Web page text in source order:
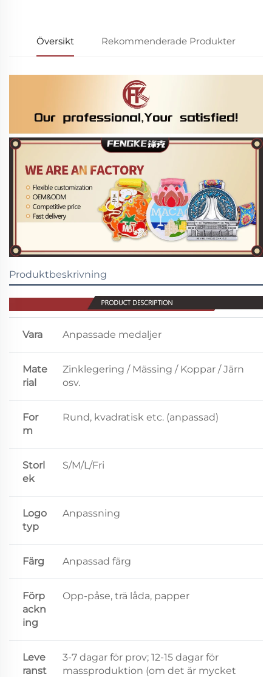
Översikt Rekommenderade Produkter
Produktbeskrivning
Vara Anpassade medaljer
Mate
rial
Zinklegering / Mässing / Koppar / Järn
osv.
For
m
Rund, kvadratisk etc. (anpassad)
Storl
ek
S/M/L/Fri
Logo
typ
Anpassning
Färg Anpassad färg
Förp
ackn
ing
Opp-påse, trä låda, papper
Leve
ranst
3-7 dagar för prov; 12-15 dagar för
massproduktion (om det är mycket